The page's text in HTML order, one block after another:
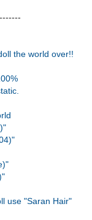
the world over!!
use "Saran Hair"